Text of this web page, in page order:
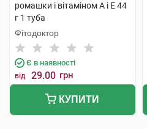
ромашки і вітаміном А і Е 44
г 1 туба
Фітодоктор
Є в наявності
від 29.00 грн
КУПИТИ